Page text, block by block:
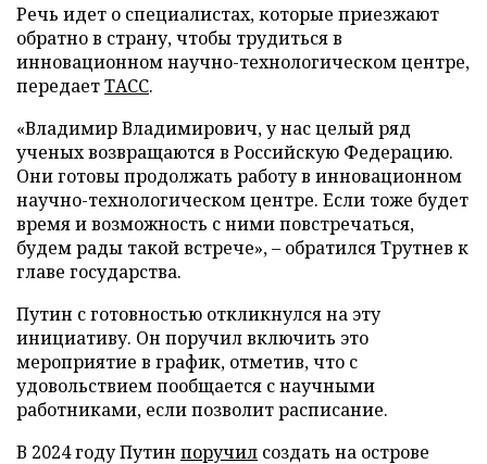
Речь идет о специалистах, которые приезжают
обратно в страну, чтобы трудиться в
инновационном научно-технологическом центре,
передаетТАСС.
«Владимир Владимирович, у нас целый ряд
ученых возвращаются в Российскую Федерацию.
Они готовы продолжать работу в инновационном
научно-технологическом центре. Если тоже будет
время и возможность с ними повстречаться,
будем рады такой встрече», – обратился Трутнев к
главе государства.
Путин с готовностью откликнулся на эту
инициативу. Он поручил включить это
мероприятие в график, отметив, что с
удовольствием пообщается с научными
работниками, если позволит расписание.
В 2024 году Путин поручил создать на острове